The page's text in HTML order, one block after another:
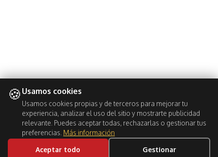
🍪 Usamos cookies
Usamos cookies propias y de terceros para mejorar tu
experiencia, analizar el uso del sitio y mostrarte publicidad
relevante. Puedes aceptar todas, rechazarlas o gestionar tus
preferencias. Más información
Aceptar todo Gestionar